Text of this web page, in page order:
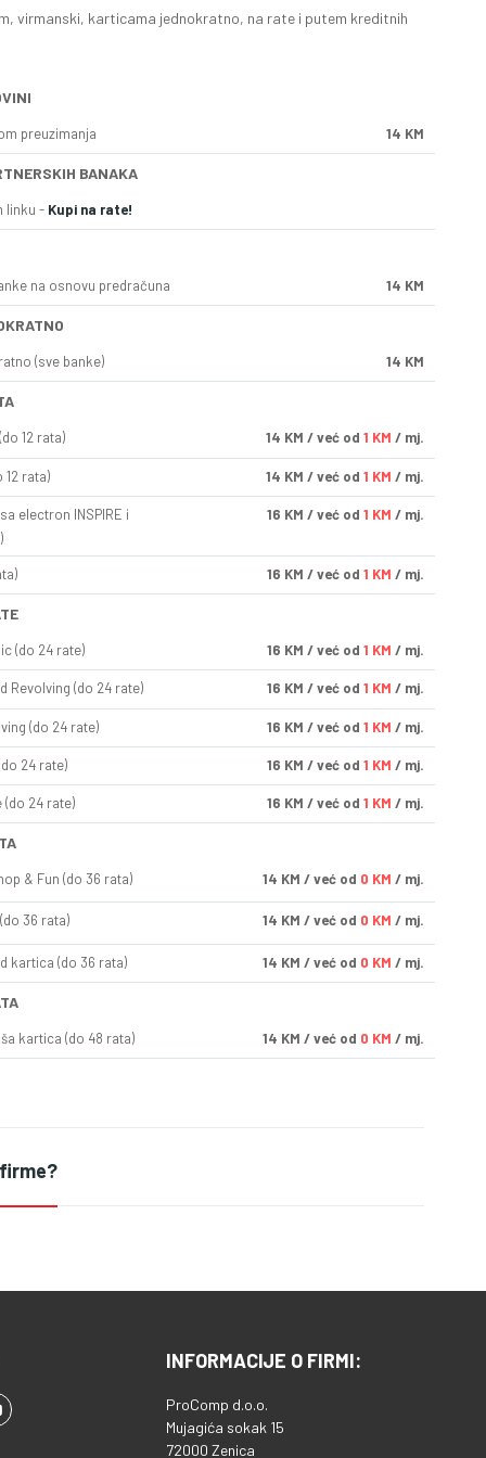
virmanski, karticama jednokratno, na rate i putem kreditnih
preuzimanja 14 KM
BANAKA
linku - Kupi na rate!
na osnovu predračuna 14 KM
(sve banke) 14 KM
12 rata) 14 KM / već od 1 KM / mj.
12 rata) 14 KM / već od 1 KM / mj.
electron INSPIRE i
16 KM / već od 1 KM / mj.
16 KM / već od 1 KM / mj.
(do 24 rate) 16 KM / već od 1 KM / mj.
Revolving (do 24 rate) 16 KM / već od 1 KM / mj.
(do 24 rate) 16 KM / već od 1 KM / mj.
24 rate) 16 KM / već od 1 KM / mj.
(do 24 rate) 16 KM / već od 1 KM / mj.
& Fun (do 36 rata) 14 KM / već od 0 KM / mj.
36 rata) 14 KM / već od 0 KM / mj.
kartica (do 36 rata) 14 KM / već od 0 KM / mj.
kartica (do 48 rata) 14 KM / već od 0 KM / mj.
INFORMACIJE O FIRMI:
ProComp d.o.o.
Mujagića sokak 15
72000 Zenica